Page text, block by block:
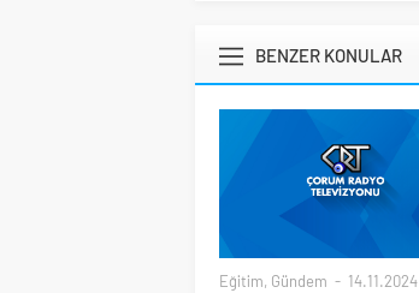
BENZER KONULAR
Eğitim, Gündem 14.11.2024